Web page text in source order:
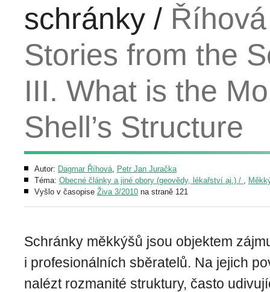
schránky /
Stories from the
III. What is the
Shell’s Structure
Autor: Dagmar Říhová, Petr Jan Juračka
Téma: Obecné články a jiné obory (geovědy, lékařství aj.) / ,
Vyšlo v časopise Živa 3/2010 na straně 121
Schránky měkkýšů jsou objektem
i profesionálních sběratelů. Na jejich
nalézt rozmanité struktury, často